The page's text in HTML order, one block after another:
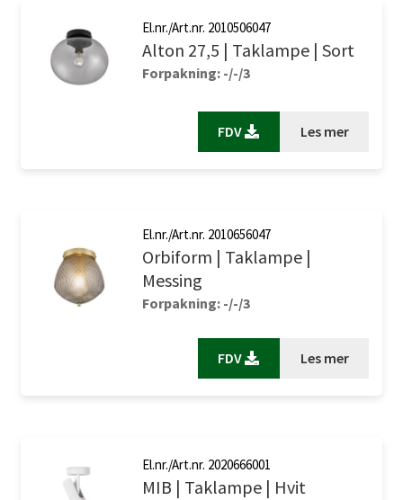
El.nr./Art.nr. 2010506047
Alton 27,5 | Taklampe | Sort
Forpakning: -/-/3
FDV Les mer
El.nr./Art.nr. 2010656047
Orbiform | Taklampe |
Messing
Forpakning: -/-/3
FDV Les mer
El.nr./Art.nr. 2020666001
MIB | Taklampe | Hvit